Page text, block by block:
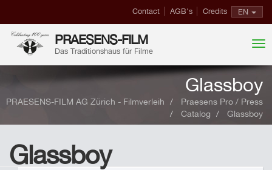
EN
Contact AGB's Credits
PRAESENS-FILM
Das Traditionshaus für Filme
Glassboy
PRAESENS-FILM AG Zürich - Filmverleih
Praesens Pro / Press
Catalog
Glassboy
Glassboy